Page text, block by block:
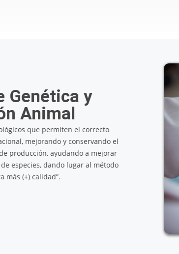
Laboratorio
Es un Laboratorio que
investigación y desarrollo
fármacos que
Visitar Laboratorio